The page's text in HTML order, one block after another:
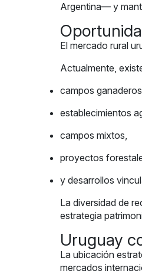
Argentina— y
El mercado rural
Actualmente,
campos
establecimientos
campos mixtos,
proyectos
y desarrollos
La diversidad de
estrategia
Uruguay
La ubicación
mercados